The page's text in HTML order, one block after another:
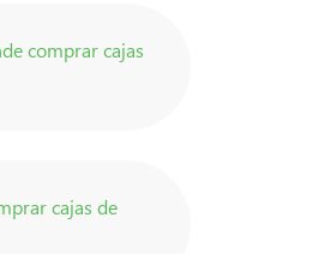
comprar cajas
cajas de